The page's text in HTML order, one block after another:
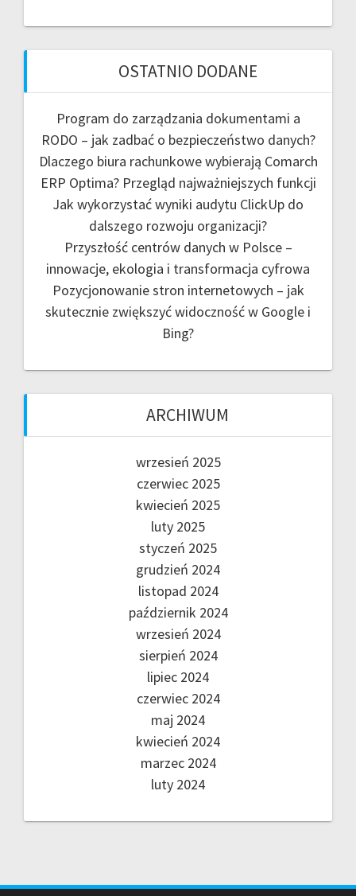
OSTATNIO DODANE
Program do zarządzania dokumentami a
RODO – jak zadbać o bezpieczeństwo danych?
Dlaczego biura rachunkowe wybierają Comarch
ERP Optima? Przegląd najważniejszych funkcji
Jak wykorzystać wyniki audytu ClickUp do
dalszego rozwoju organizacji?
Przyszłość centrów danych w Polsce –
innowacje, ekologia i transformacja cyfrowa
Pozycjonowanie stron internetowych – jak
skutecznie zwiększyć widoczność w Google i
Bing?
ARCHIWUM
wrzesień 2025
czerwiec 2025
kwiecień 2025
luty 2025
styczeń 2025
grudzień 2024
listopad 2024
październik 2024
wrzesień 2024
sierpień 2024
lipiec 2024
czerwiec 2024
maj 2024
kwiecień 2024
marzec 2024
luty 2024